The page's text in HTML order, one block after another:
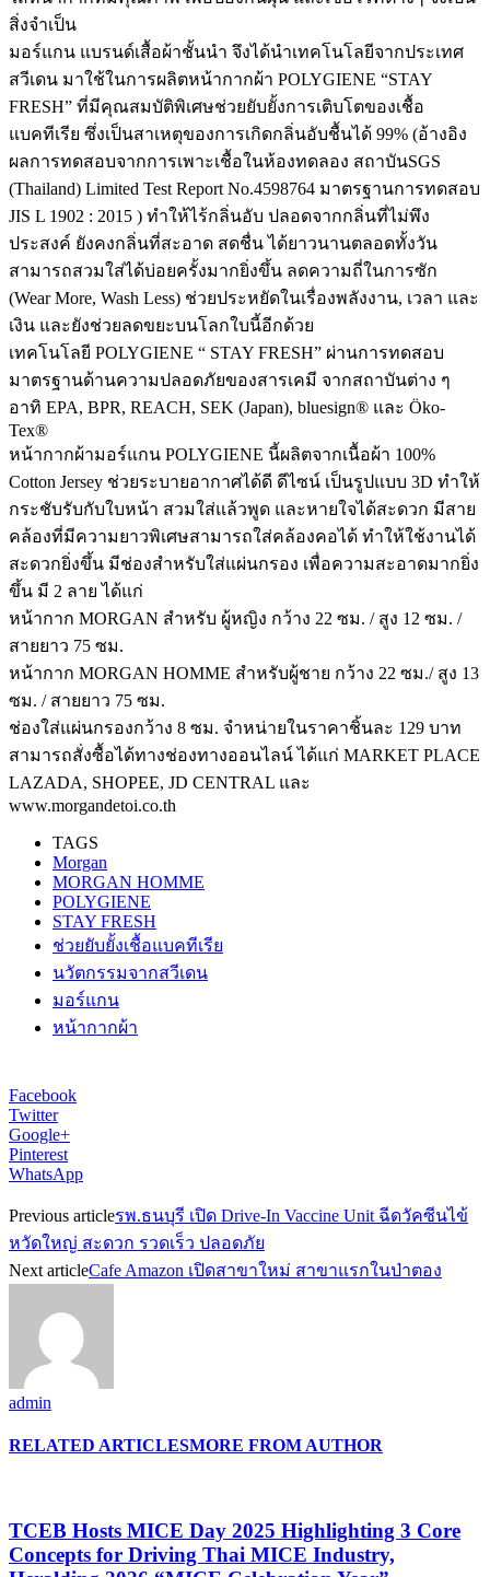
สิ่งจำเป็น
มอร์แกน แบรนด์เสื้อผ้าชั้นนำ จึงได้นำเทคโนโลยีจากประเทศ
สวีเดน มาใช้ในการผลิตหน้ากากผ้า POLYGIENE “STAY
FRESH” ที่มีคุณสมบัติพิเศษช่วยยับยั้งการเติบโตของเชื้อ
แบคทีเรีย ซึ่งเป็นสาเหตุของการเกิดกลิ่นอับชื้นได้ 99% (อ้างอิง
ผลการทดสอบจากการเพาะเชื้อในห้องทดลอง สถาบันSGS
(Thailand) Limited Test Report No.4598764 มาตรฐานการทดสอบ
JIS L 1902 : 2015 ) ทำให้ไร้กลิ่นอับ ปลอดจากกลิ่นที่ไม่พึง
ประสงค์ ยังคงกลิ่นที่สะอาด สดชื่น ได้ยาวนานตลอดทั้งวัน
สามารถสวมใส่ได้บ่อยครั้งมากยิ่งขึ้น ลดความถี่ในการซัก
(Wear More, Wash Less) ช่วยประหยัดในเรื่องพลังงาน, เวลา และ
เงิน และยังช่วยลดขยะบนโลกใบนี้อีกด้วย
เทคโนโลยี POLYGIENE “ STAY FRESH” ผ่านการทดสอบ
มาตรฐานด้านความปลอดภัยของสารเคมี จากสถาบันต่าง ๆ
อาทิ EPA, BPR, REACH, SEK (Japan), bluesign® และ Öko-
Tex®
หน้ากากผ้ามอร์แกน POLYGIENE นี้ผลิตจากเนื้อผ้า 100%
Cotton Jersey ช่วยระบายอากาศได้ดี ดีไซน์ เป็นรูปแบบ 3D ทำให้
กระชับรับกับใบหน้า สวมใส่แล้วพูด และหายใจได้สะดวก มีสาย
คล้องที่มีความยาวพิเศษสามารถใส่คล้องคอได้ ทำให้ใช้งานได้
สะดวกยิ่งขึ้น มีช่องสำหรับใส่แผ่นกรอง เพื่อความสะอาดมากยิ่ง
ขึ้น มี 2 ลาย ได้แก่
หน้ากาก MORGAN สำหรับ ผู้หญิง กว้าง 22 ซม. / สูง 12 ซม. /
สายยาว 75 ซม.
หน้ากาก MORGAN HOMME สำหรับผู้ชาย กว้าง 22 ซม./ สูง 13
ซม. / สายยาว 75 ซม.
ช่องใส่แผ่นกรองกว้าง 8 ซม. จำหน่ายในราคาชิ้นละ 129 บาท
สามารถสั่งซื้อได้ทางช่องทางออนไลน์ ได้แก่ MARKET PLACE
LAZADA, SHOPEE, JD CENTRAL และ
www.morgandetoi.co.th
TAGS
Morgan
MORGAN HOMME
POLYGIENE
STAY FRESH
ช่วยยับยั้งเชื้อแบคทีเรีย
นวัตกรรมจากสวีเดน
มอร์แกน
หน้ากากผ้า
Facebook
Twitter
Google+
Pinterest
WhatsApp
Previous articleรพ.ธนบุรี เปิด Drive-In Vaccine Unit ฉีดวัคซีนไข้
หวัดใหญ่ สะดวก รวดเร็ว ปลอดภัย
Next articleCafe Amazon เปิดสาขาใหม่ สาขาแรกในป่าตอง
admin
RELATED ARTICLESMORE FROM AUTHOR
TCEB Hosts MICE Day 2025 Highlighting 3 Core
Concepts for Driving Thai MICE Industry,